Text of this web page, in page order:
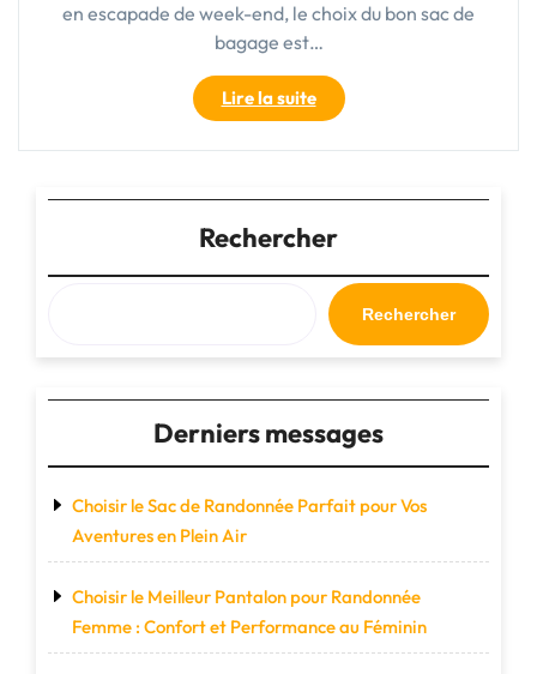
en escapade de week-end, le choix du bon sac de
bagage est…
Lire la suite"Guide
d’Achat
:
Choisir
le
Sac
de
Bagage
Idéal
Rechercher
Rechercher
Derniers messages
Choisir le Sac de Randonnée Parfait pour Vos
Aventures en Plein Air
Choisir le Meilleur Pantalon pour Randonnée
Femme : Confort et Performance au Féminin